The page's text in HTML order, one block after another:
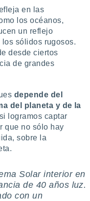
en las
los océanos,
un reflejo
sólidos rugosos.
desde ciertos
de grandes
depende del
del planeta y de la
logramos captar
que no sólo hay
sobre la
Solar interior en
de 40 años luz.
con un